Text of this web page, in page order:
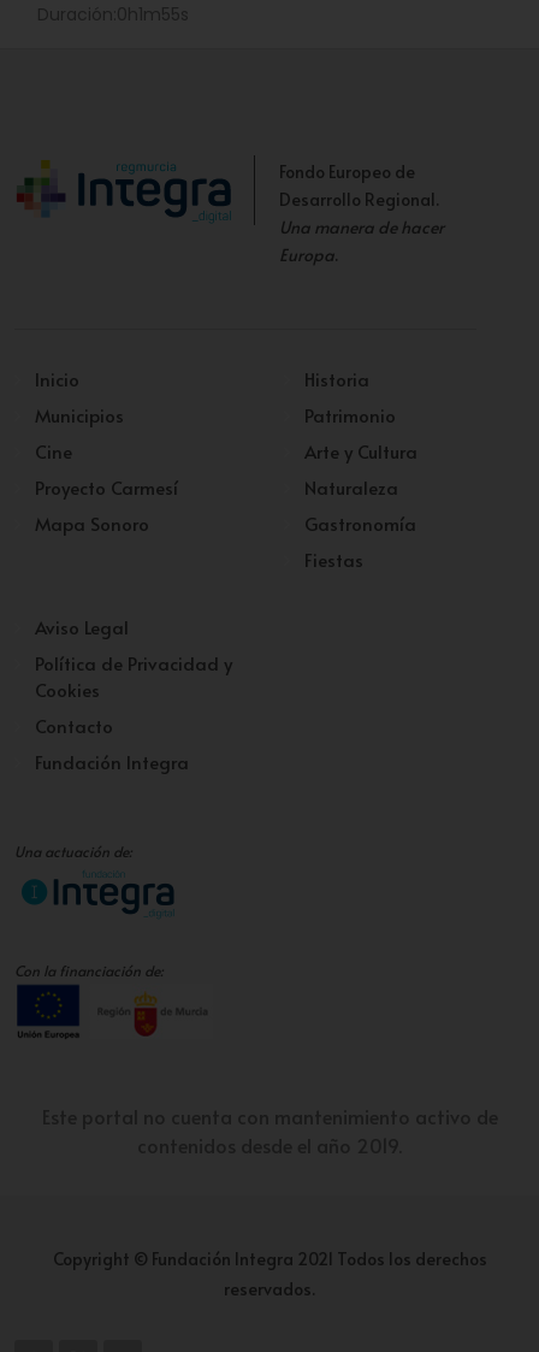
Duración:0h1m55s
Fondo Europeo de
Desarrollo Regional.
Una manera de hacer
Europa.
Inicio
Municipios
Cine
Proyecto Carmesí
Mapa Sonoro
Historia
Patrimonio
Arte y Cultura
Naturaleza
Gastronomía
Fiestas
Aviso Legal
Política de Privacidad y
Cookies
Contacto
Fundación Integra
Una actuación de:
Con la financiación de:
Copyright © Fundación Integra 2021 Todos los derechos
reservados.